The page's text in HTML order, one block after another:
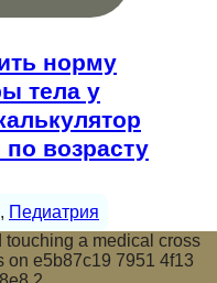
норму
тела у
возрасту
, Педиатрия